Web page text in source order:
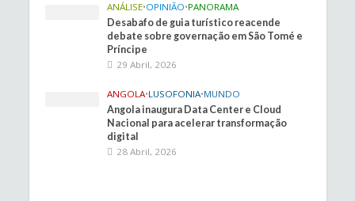
ANÁLISE•OPINIÃO•PANORAMA
Desabafo de guia turístico reacende
debate sobre governação em São Tomé e
Príncipe
29 Abril, 2026
ANGOLA•LUSOFONIA•MUNDO
Angola inaugura Data Center e Cloud
Nacional para acelerar transformação
digital
28 Abril, 2026